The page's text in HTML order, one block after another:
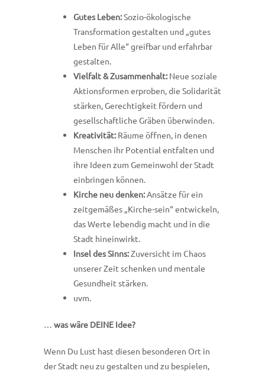
Gutes Leben:Sozio-ökologische
Transformation gestalten und „gutes
Leben für Alle“ greifbar und erfahrbar
gestalten.
Vielfalt & Zusammenhalt:Neue soziale
Aktionsformen erproben, die Solidarität
stärken, Gerechtigkeit fördern und
gesellschaftliche Gräben überwinden.
Kreativität:Räume öffnen, in denen
Menschen ihr Potential entfalten und
ihre Ideen zum Gemeinwohl der Stadt
einbringen können.
Kirche neu denken:Ansätze für ein
zeitgemäßes „Kirche-sein“ entwickeln,
das Werte lebendig macht und in die
Stadt hineinwirkt.
Insel des Sinns:Zuversicht im Chaos
unserer Zeit schenken und mentale
Gesundheit stärken.
uvm.
was wäre DEINE Idee?
Wenn Du Lust hast diesen besonderen Ort in
der Stadt neu zu gestalten und zu bespielen,